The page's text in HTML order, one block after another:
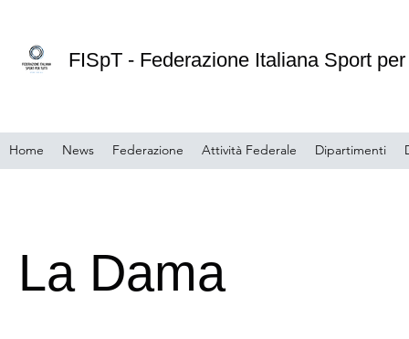
FISpT - Federazione Italiana Sport
Home News Federazione Attività Federale Dipartimenti
La Dama